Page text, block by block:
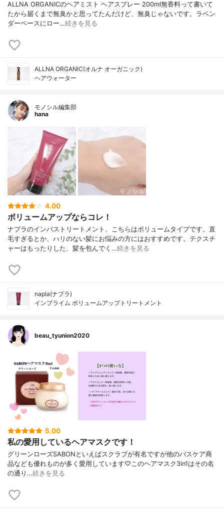
ALLNA ORGANICのヘアミスト ヘアスプレー 200ml無香料って書いて
たから届くまで無臭かと思ってたんだけど、無臭じゃないです。ラベン
ダーベースにロー…続きを見る
ALLNA ORGANIC(オルナ オーガニック)
ヘアウォーター
モノシル編集部
hana
4.00
ボリュームアップならコレ！
ナプラのインバストリートメント、こちらはボリュームタイプです。直
毛すぎるとか、ハリのない髪にお悩みの方にはおすすめです。テクスチ
ャーはもったりした、髪を包んでく…続きを見る
napla(ナプラ)
インプライム ボリュームアップトリートメント
beau_tyunion2020
5.00
私の愛用しているヘアマスクです！
グリーンローズSABONといえばスクラブが有名ですが他のバスケア商
品なども優れものが多く愛用しています♡このヘアマスク3in1はその名
の通り…続きを見る